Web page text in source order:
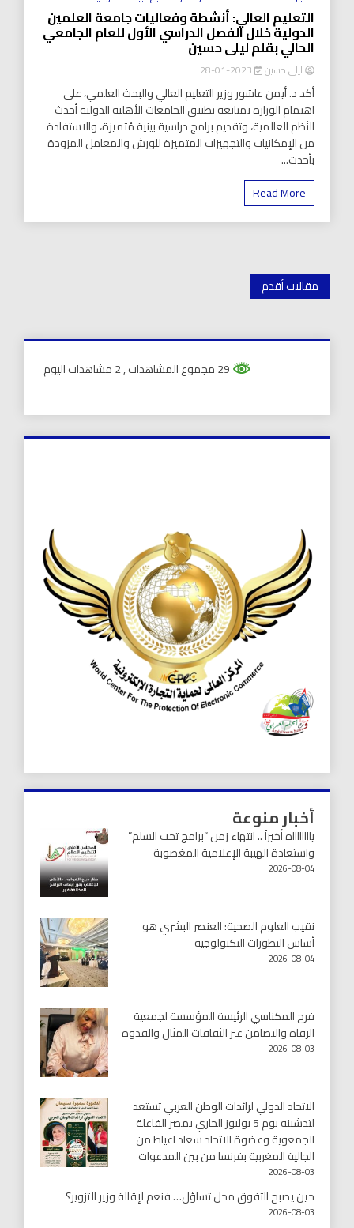
التعليم العالي: أنشطة وفعاليات جامعة العلمين
الدولية خلال الفصل الدراسي الأول للعام الجامعي
الحالي بقلم ليلى حسين
ليلى حسين
أكد د. أيمن عاشور وزير التعليم العالي والبحث العلمي، على
اهتمام الوزارة بمتابعة تطبيق الجامعات الأهلية الدولية أحدث
النُظم العالمية، وتقديم برامج دراسية بينية مُتميزة، والاستفادة
من الإمكانيات والتجهيزات المتميزة للورش والمعامل المزودة
بأحدث...
Read More
تصفّح
المقالات
مقالات أقدم
, 2 مشاهدات اليوم
أخبار منوعة
يااااااااه أخيراً .. انتهاء زمن “برامج تحت السلم”
واستعادة الهيبة الإعلامية المغصوبة
2026-08-04
نقيب العلوم الصحية: العنصر البشري هو
أساس التطورات التكنولوجية
2026-08-04
فرح المكناسي الرئيسة المؤسسة لجمعية
الرفاه والتضامن عبر الثقافات المثال والقدوة
2026-08-03
الاتحاد الدولي لرائدات الوطن العربي تستعد
لتدشينه يوم 5 يوليوز الجاري بمصر الفاعلة
الجمعوية وعضوة الاتحاد سعاد اعياط من
الجالية المغربية بفرنسا من بين المدعوات
2026-08-03
حين يصبح التفوق محل تساؤل… فنعم لإقالة وزير التزوير؟
2026-08-03